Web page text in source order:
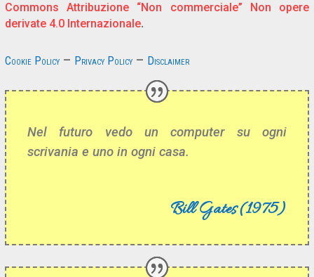
Commons Attribuzione “Non commerciale” Non opere
derivate 4.0 Internazionale.
Cookie Policy– Privacy Policy– Disclaimer
Nel futuro vedo un computer su ogni
scrivania e uno in ogni casa.
Bill Gates (1975)